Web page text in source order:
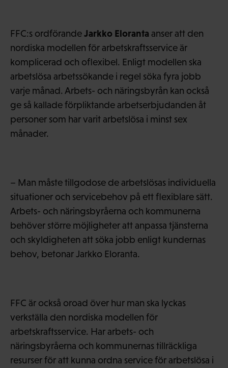
FFC:s ordförandeJarkko Eloranta anser att den
nordiska modellen för arbetskraftsservice är
komplicerad och oflexibel. Enligt modellen ska
arbetslösa arbetssökande i regel söka fyra jobb
varje månad. Arbets- och näringsbyrån kan också
ge så kallade förpliktande arbetserbjudanden åt
personer som har varit arbetslösa i minst sex
månader.
– Man måste tillgodose de arbetslösas individuella
situationer och servicebehov på ett flexiblare sätt.
Arbets- och näringsbyråerna och kommunerna
behöver större möjligheter att anpassa tjänsterna
och skyldigheten att söka jobb enligt kundernas
behov, betonar Jarkko Eloranta.
FFC är också oroad över hur man ska lyckas
verkställa den nordiska modellen för
arbetskraftsservice. Har arbets- och
näringsbyråerna och kommunernas tillräckliga
resurser för att kunna ordna service för arbetslösa i